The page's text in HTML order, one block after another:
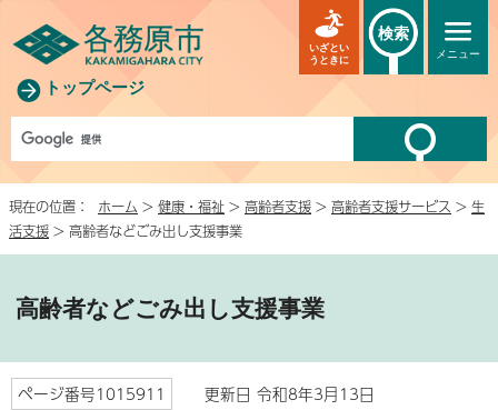
トップページ
メニュー
いざとい
うときに
検索
現在の位置： ホーム > 健康・福祉 > 高齢者支援 > 高齢者支援サービス > 生
活支援 > 高齢者などごみ出し支援事業
高齢者などごみ出し支援事業
ページ番号1015911 更新日 令和8年3月13日